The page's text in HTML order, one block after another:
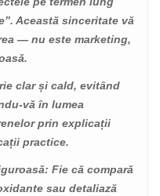
Această sinceritate vă
— nu este marketing,
clar și cald, evitând
vă în lumea
prin explicații
practice.
: Fie că compară
sau detaliază